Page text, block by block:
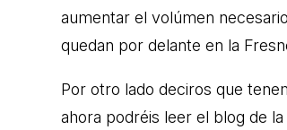
aumentar el volúmen
quedan por delante en la
Por otro lado deciros que
ahora podréis leer el blog de